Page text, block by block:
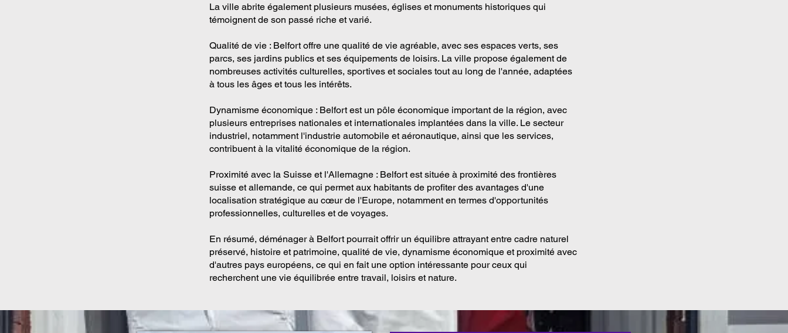
La ville abrite également plusieurs musées, églises et monuments historiques qui
témoignent de son passé riche et varié.
Qualité de vie : Belfort offre une qualité de vie agréable, avec ses espaces verts, ses
parcs, ses jardins publics et ses équipements de loisirs. La ville propose également de
nombreuses activités culturelles, sportives et sociales tout au long de l'année, adaptées
à tous les âges et tous les intérêts.
Dynamisme économique : Belfort est un pôle économique important de la région, avec
plusieurs entreprises nationales et internationales implantées dans la ville. Le secteur
industriel, notamment l'industrie automobile et aéronautique, ainsi que les services,
contribuent à la vitalité économique de la région.
Proximité avec la Suisse et l'Allemagne : Belfort est située à proximité des frontières
suisse et allemande, ce qui permet aux habitants de profiter des avantages d'une
localisation stratégique au cœur de l'Europe, notamment en termes d'opportunités
professionnelles, culturelles et de voyages.
En résumé, déménager à Belfort pourrait offrir un équilibre attrayant entre cadre naturel
préservé, histoire et patrimoine, qualité de vie, dynamisme économique et proximité avec
d'autres pays européens, ce qui en fait une option intéressante pour ceux qui
recherchent une vie équilibrée entre travail, loisirs et nature.